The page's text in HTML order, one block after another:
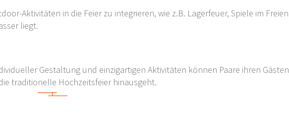
Aktivitäten in die Feier zu integrieren, wie z.B. Lagerfeuer, Spiele im Freien
liegt.
Gestaltung und einzigartigen Aktivitäten können Paare ihren Gästen
traditionelle Hochzeitsfeier hinausgeht.